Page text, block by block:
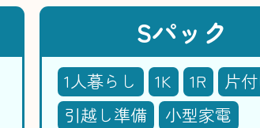
Sパック
1人暮らし 1K 1R
片
引越し準備
小型家電